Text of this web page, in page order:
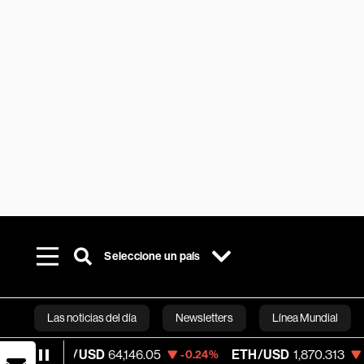
Seleccione un país
Las noticias del día Newsletters Línea Mundial
Bloomberg
64,146.05 -0.24% ETH/USD 1,870.313 -0.27%